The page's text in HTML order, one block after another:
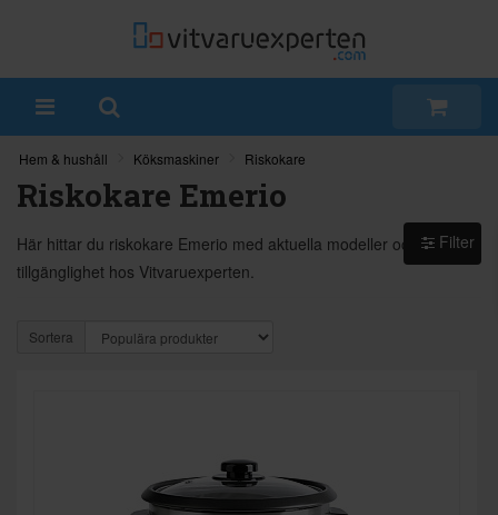
Hem & hushåll Köksmaskiner Riskokare
Riskokare Emerio
Här hittar du riskokare Emerio med aktuella modeller och
tillgänglighet hos Vitvaruexperten.
Sortera
Filter